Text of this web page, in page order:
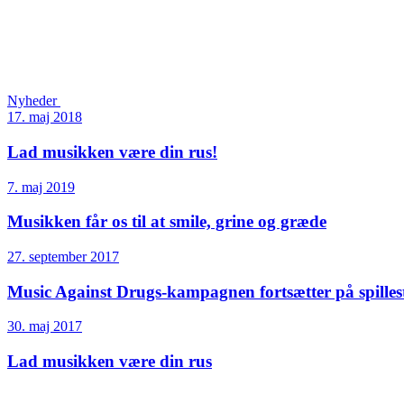
Nyheder
17. maj 2018
Lad musikken være din rus!
7. maj 2019
Musikken får os til at smile, grine og græde
27. september 2017
Music Against Drugs-kampagnen fortsætter på
30. maj 2017
Lad musikken være din rus